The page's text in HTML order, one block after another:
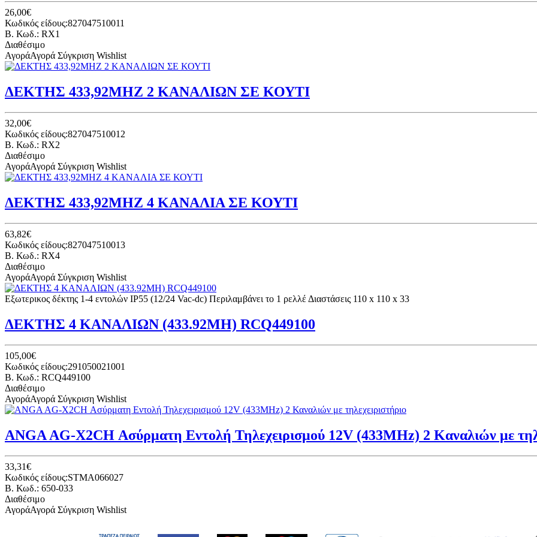
26,00€
Κωδικός είδους:827047510011
B. Κωδ.: RX1
Διαθέσιμο
ΑγοράΑγορά Σύγκριση Wishlist
ΔΕΚΤΗΣ 433,92MHZ 2 ΚΑΝΑΛΙΩΝ ΣΕ ΚΟΥΤΙ
32,00€
Κωδικός είδους:827047510012
B. Κωδ.: RX2
Διαθέσιμο
ΑγοράΑγορά Σύγκριση Wishlist
ΔΕΚΤΗΣ 433,92ΜΗΖ 4 ΚΑΝΑΛΙΑ ΣΕ ΚΟΥΤΙ
63,82€
Κωδικός είδους:827047510013
B. Κωδ.: RX4
Διαθέσιμο
ΑγοράΑγορά Σύγκριση Wishlist
Εξωτερικος δέκτης 1-4 εντολών IP55 (12/24 Vac-dc) Περιλαμβάνει το 1 ρελλέ Διαστάσεις 110 x 110 x 33
ΔΕΚΤΗΣ 4 ΚΑΝΑΛΙΩΝ (433.92ΜΗ) RCQ449100
105,00€
Κωδικός είδους:291050021001
B. Κωδ.: RCQ449100
Διαθέσιμο
ΑγοράΑγορά Σύγκριση Wishlist
ANGA AG-X2CH Ασύρματη Εντολή Τηλεχειρισμού 12V (433MHz) 2 Καναλιών με
33,31€
Κωδικός είδους:STMA066027
B. Κωδ.: 650-033
Διαθέσιμο
ΑγοράΑγορά Σύγκριση Wishlist